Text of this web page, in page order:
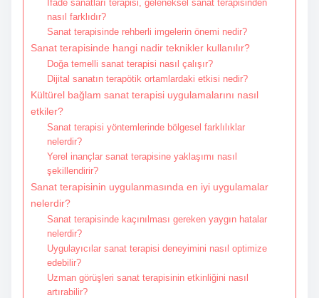
İfade sanatları terapisi, geleneksel sanat terapisinden
nasıl farklıdır?
Sanat terapisinde rehberli imgelerin önemi nedir?
Sanat terapisinde hangi nadir teknikler kullanılır?
Doğa temelli sanat terapisi nasıl çalışır?
Dijital sanatın terapötik ortamlardaki etkisi nedir?
Kültürel bağlam sanat terapisi uygulamalarını nasıl
etkiler?
Sanat terapisi yöntemlerinde bölgesel farklılıklar
nelerdir?
Yerel inançlar sanat terapisine yaklaşımı nasıl
şekillendirir?
Sanat terapisinin uygulanmasında en iyi uygulamalar
nelerdir?
Sanat terapisinde kaçınılması gereken yaygın hatalar
nelerdir?
Uygulayıcılar sanat terapisi deneyimini nasıl optimize
edebilir?
Uzman görüşleri sanat terapisinin etkinliğini nasıl
artırabilir?